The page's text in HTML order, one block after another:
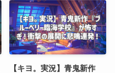
【キヨ。実況】青鬼新作